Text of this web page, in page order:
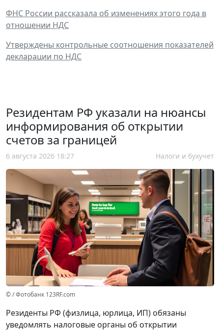
ФНС России рассказала об изменениях этого года в
отношении НДС
Утверждены контрольные соотношения показателей
декларации по НДС
Резидентам РФ указали на нюансы
информирования об открытии
счетов за границей
6 августа 2026 18:27 Налоги и бухучет
© / Фотобанк 123RF.com
Резиденты РФ (физлица, юрлица, ИП) обязаны
уведомлять налоговые органы об открытии